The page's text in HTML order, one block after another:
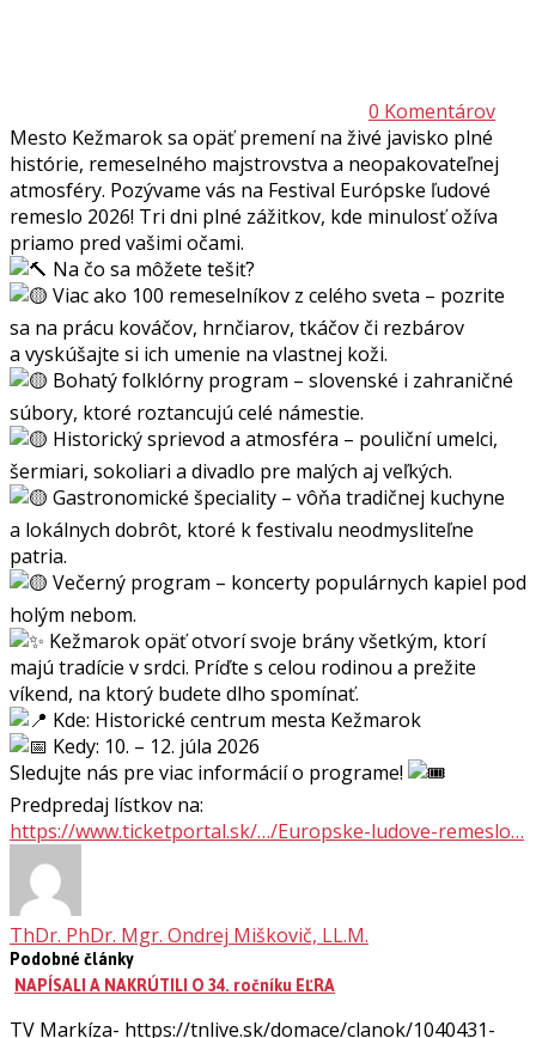
0 Komentárov
Mesto Kežmarok sa opäť premení na živé javisko plné
histórie, remeselného majstrovstva a neopakovateľnej
atmosféry. Pozývame vás na Festival Európske ľudové
remeslo 2026! Tri dni plné zážitkov, kde minulosť ožíva
priamo pred vašimi očami.
Na čo sa môžete tešiť?
Viac ako 100 remeselníkov z celého sveta – pozrite
sa na prácu kováčov, hrnčiarov, tkáčov či rezbárov
a vyskúšajte si ich umenie na vlastnej koži.
Bohatý folklórny program – slovenské i zahraničné
súbory, ktoré roztancujú celé námestie.
Historický sprievod a atmosféra – pouliční umelci,
šermiari, sokoliari a divadlo pre malých aj veľkých.
Gastronomické špeciality – vôňa tradičnej kuchyne
a lokálnych dobrôt, ktoré k festivalu neodmysliteľne
patria.
Večerný program – koncerty populárnych kapiel pod
holým nebom.
Kežmarok opäť otvorí svoje brány všetkým, ktorí
majú tradície v srdci. Príďte s celou rodinou a prežite
víkend, na ktorý budete dlho spomínať.
Kde: Historické centrum mesta Kežmarok
Kedy: 10. – 12. júla 2026
Sledujte nás pre viac informácií o programe!
Predpredaj lístkov na:
https://www.ticketportal.sk/…/Europske-ludove-remeslo…
ThDr. PhDr. Mgr. Ondrej Miškovič, LL.M.
Podobné články
NAPÍSALI A NAKRÚTILI O 34. ročníku EĽRA
TV Markíza- https://tnlive.sk/domace/clanok/1040431-